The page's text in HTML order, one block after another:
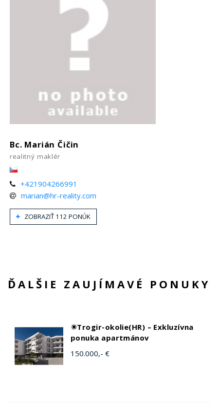
Bc. Marián Čičin
realitný maklér
+421904266991
marian@hr-reality.com
ZOBRAZIŤ 112 PONÚK
ĎALŠIE ZAUJÍMAVÉ PONUKY
☀Trogir-okolie(HR) – Exkluzívna
ponuka apartmánov
150.000,- €